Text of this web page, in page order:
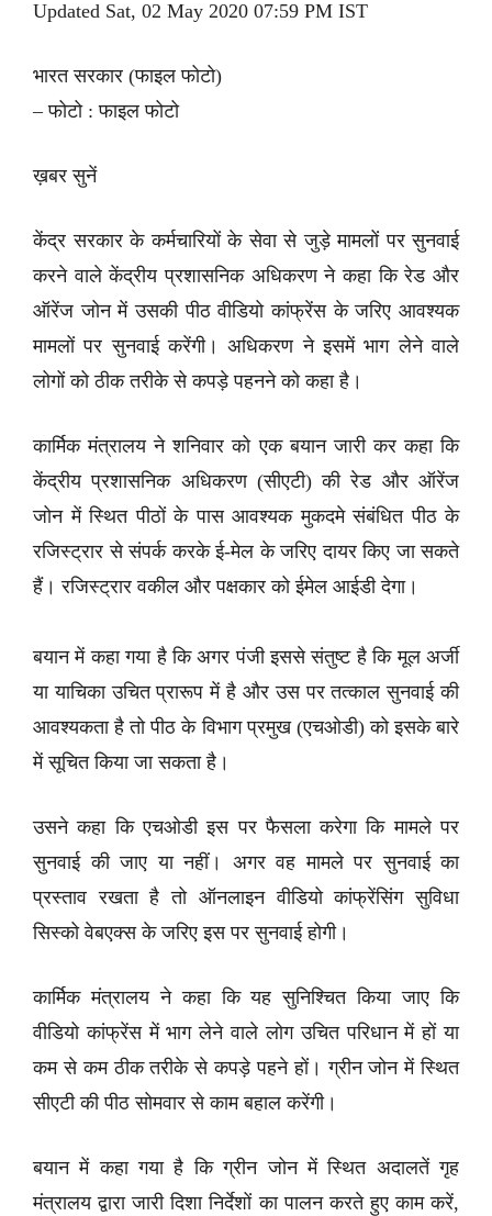
Updated Sat, 02 May 2020 07:59 PM IST
भारत सरकार (फाइल फोटो)
– फोटो : फाइल फोटो
ख़बर सुनें
केंद्र सरकार के कर्मचारियों के सेवा से जुड़े मामलों पर सुनवाई
करने वाले केंद्रीय प्रशासनिक अधिकरण ने कहा कि रेड और
ऑरेंज जोन में उसकी पीठ वीडियो कांफ्रेंस के जरिए आवश्यक
मामलों पर सुनवाई करेंगी। अधिकरण ने इसमें भाग लेने वाले
लोगों को ठीक तरीके से कपड़े पहनने को कहा है।
कार्मिक मंत्रालय ने शनिवार को एक बयान जारी कर कहा कि
केंद्रीय प्रशासनिक अधिकरण (सीएटी) की रेड और ऑरेंज
जोन में स्थित पीठों के पास आवश्यक मुकदमे संबंधित पीठ के
रजिस्ट्रार से संपर्क करके ई-मेल के जरिए दायर किए जा सकते
हैं। रजिस्ट्रार वकील और पक्षकार को ईमेल आईडी देगा।
बयान में कहा गया है कि अगर पंजी इससे संतुष्ट है कि मूल अर्जी
या याचिका उचित प्रारूप में है और उस पर तत्काल सुनवाई की
आवश्यकता है तो पीठ के विभाग प्रमुख (एचओडी) को इसके बारे
में सूचित किया जा सकता है।
उसने कहा कि एचओडी इस पर फैसला करेगा कि मामले पर
सुनवाई की जाए या नहीं। अगर वह मामले पर सुनवाई का
प्रस्ताव रखता है तो ऑनलाइन वीडियो कांफ्रेंसिंग सुविधा
सिस्को वेबएक्स के जरिए इस पर सुनवाई होगी।
कार्मिक मंत्रालय ने कहा कि यह सुनिश्चित किया जाए कि
वीडियो कांफ्रेंस में भाग लेने वाले लोग उचित परिधान में हों या
कम से कम ठीक तरीके से कपड़े पहने हों। ग्रीन जोन में स्थित
सीएटी की पीठ सोमवार से काम बहाल करेंगी।
बयान में कहा गया है कि ग्रीन जोन में स्थित अदालतें गृह
मंत्रालय द्वारा जारी दिशा निर्देशों का पालन करते हुए काम करें,